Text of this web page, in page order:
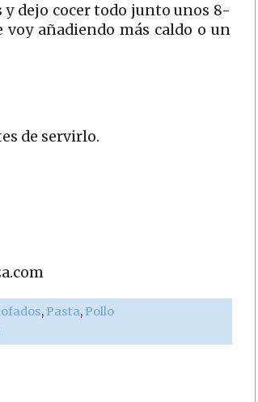
y dejo cocer todo junto unos 8-
añadiendo más caldo o un
de servirlo.
, Pasta, Pollo